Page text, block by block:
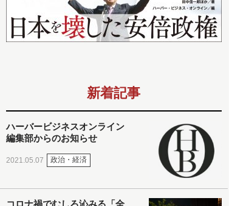
新着記事
ハーバービジネスオンライン
編集部からのお知らせ
2021.05.07 政治・経済
コロナ禍でむしろ沁みる「全